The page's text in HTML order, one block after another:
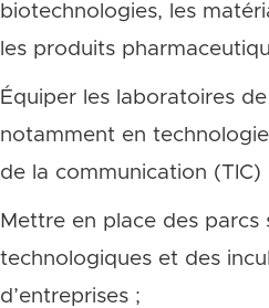
biotechnologies, les
les produits
Équiper les laboratoires
notamment en
de la communication (TIC)
Mettre en place des parcs
technologiques et des
d’entreprises ;